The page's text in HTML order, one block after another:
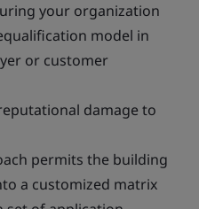
your organization
model in
or customer
damage to
permits the building
a customized matrix